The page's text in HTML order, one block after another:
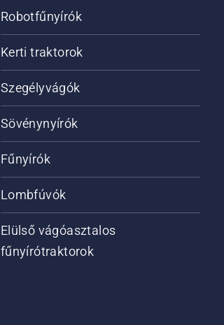
Robotfűnyírók
Kerti traktorok
Szegélyvágók
Sövénynyírók
Fűnyírók
Lombfúvók
Elülső vágóasztalos
fűnyírótraktorok